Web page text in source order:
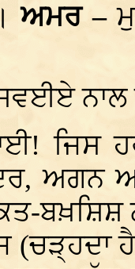
ਅਮਰ –
ਨਾਲ
ਜਿਸ
ਅਗਨ
ਬਖ਼ਸ਼ਿਸ਼
(ਚੜ੍ਹਦਾ